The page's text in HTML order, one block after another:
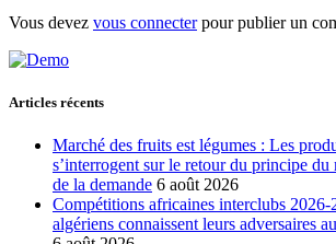
Vous devez vous connecterpour publier un
Articles récents
Marché des fruits est légumes : Les
s’interrogent sur le retour du principe du
de la demande 6 août 2026
Compétitions africaines interclubs 2026-
algériens connaissent leurs adversaires